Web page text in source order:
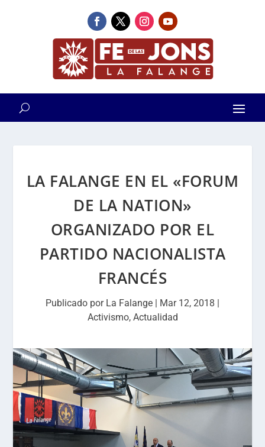
LA FALANGE EN EL «FORUM
DE LA NATION»
ORGANIZADO POR EL
PARTIDO NACIONALISTA
FRANCÉS
Publicado por La Falange | Mar 12, 2018 |
Activismo, Actualidad